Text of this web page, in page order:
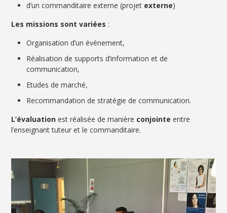
d’un commanditaire externe (projet externe)
Les missions sont variées :
Organisation d’un événement,
Réalisation de supports d’information et de
communication,
Etudes de marché,
Recommandation de stratégie de communication.
L’évaluationest réalisée de manière conjointe entre
l’enseignant tuteur et le commanditaire.